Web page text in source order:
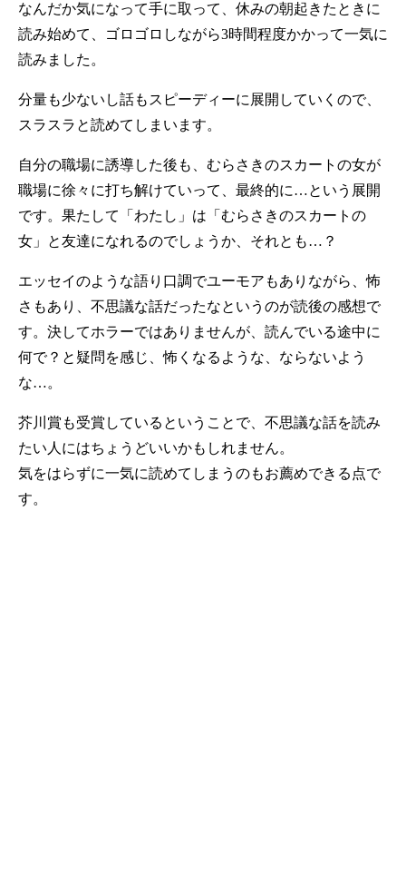
なんだか気になって手に取って、休みの朝起きたときに
読み始めて、ゴロゴロしながら3時間程度かかって一気に
読みました。
分量も少ないし話もスピーディーに展開していくので、
スラスラと読めてしまいます。
自分の職場に誘導した後も、むらさきのスカートの女が
職場に徐々に打ち解けていって、最終的に…という展開
です。果たして「わたし」は「むらさきのスカートの
女」と友達になれるのでしょうか、それとも…？
エッセイのような語り口調でユーモアもありながら、怖
さもあり、不思議な話だったなというのが読後の感想で
す。決してホラーではありませんが、読んでいる途中に
何で？と疑問を感じ、怖くなるような、ならないよう
な…。
芥川賞も受賞しているということで、不思議な話を読み
たい人にはちょうどいいかもしれません。
気をはらずに一気に読めてしまうのもお薦めできる点で
す。